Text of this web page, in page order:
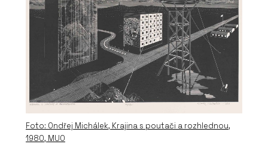
Foto: Ondřej Michálek, Krajina s poutači a rozhlednou,
1980, MUO